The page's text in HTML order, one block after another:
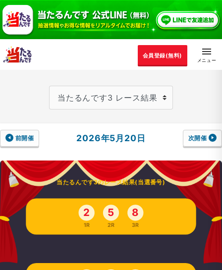
会員登録(無料)
前開催 2026年5月20日 次開催
当たるんです3のレース結果(当選番号)
2
1R
5
2R
8
3R